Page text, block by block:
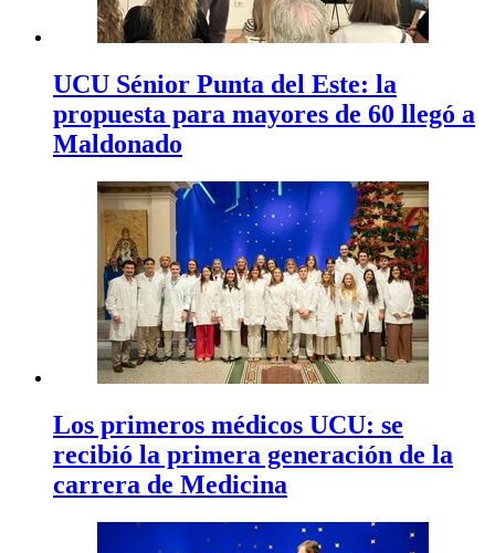
UCU Sénior Punta del Este: la
propuesta para mayores de 60 llegó a
Maldonado
Los primeros médicos UCU: se
recibió la primera generación de la
carrera de Medicina